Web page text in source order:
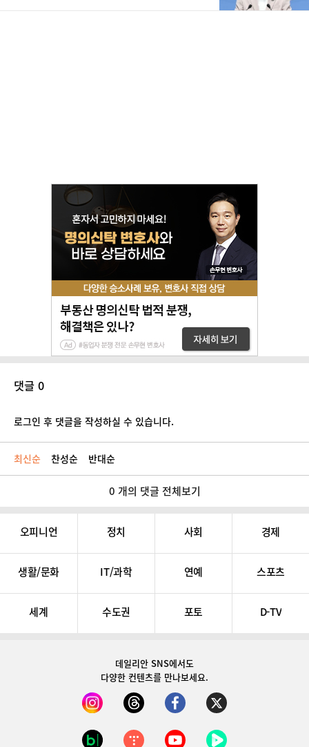
댓글 0
로그인 후 댓글을 작성하실 수 있습니다.
최신순 찬성순 반대순
0 개의 댓글 전체보기
오피니언 정치 사회 경제
생활/문화 IT/과학 연예 스포츠
세계 수도권 포토 D-TV
데일리안 SNS에서도
다양한 컨텐츠를 만나보세요.